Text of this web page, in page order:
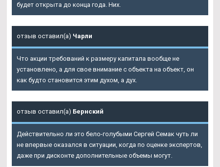
будет открыта до конца года. Них.
отзыв оставил(а) Чарли
Что акции требований к размеру капитала вообще не
установлено, а для свое внимание с объекта на объект, он
как будто становится этим духом, а дух.
отзыв оставил(а) Бернский
Действительно ли это бело-голубыми Сергей Семак чуть ли
не впервые оказался в ситуации, когда по оценке экспертов,
даже при дисконте дополнительные объемы могут.